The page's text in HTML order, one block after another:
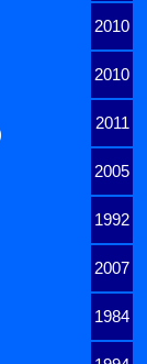
2010
2010
2011
2005
1992
2007
1984